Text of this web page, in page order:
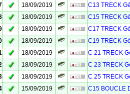
✓ 18/09/2019
C13 TRECK
✓ 18/09/2019
C15 TRECK
✓ 18/09/2019
C17 TRECK
✓ 18/09/2019
C19 TRECK
✓ 18/09/2019
C 21 TRECK
✓ 18/09/2019
C 23 TRECK
✓ 18/09/2019
C 25 TRECK
✓ 15/09/2019
C15 BOUCLE